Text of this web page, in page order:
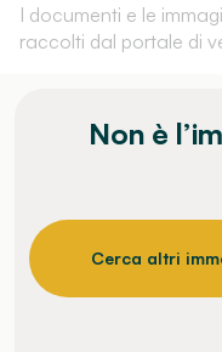
I documenti e le
raccolti dal portale di
Non è
Cerca altri